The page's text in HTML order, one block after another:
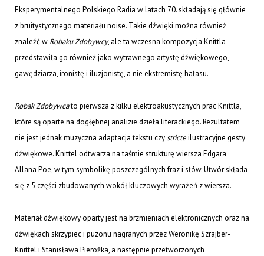
Eksperymentalnego Polskiego Radia w latach 70. składają się głównie
z bruitystycznego materiału noise. Takie dźwięki można również
znaleźć w Robaku Zdobywcy, ale ta wczesna kompozycja Knittla
przedstawiła go również jako wytrawnego artystę dźwiękowego,
gawędziarza, ironistę i iluzjonistę, a nie ekstremistę hałasu.
Robak Zdobywcato pierwsza z kilku elektroakustycznych prac Knittla,
które są oparte na dogłębnej analizie dzieła literackiego. Rezultatem
nie jest jednak muzyczna adaptacja tekstu czystricteilustracyjne gesty
dźwiękowe. Knittel odtwarza na taśmie strukturę wiersza Edgara
Allana Poe, w tym symbolikę poszczególnych fraz i słów. Utwór składa
się z 5 części zbudowanych wokół kluczowych wyrażeń z wiersza.
Materiał dźwiękowy oparty jest na brzmieniach elektronicznych oraz na
dźwiękach skrzypiec i puzonu nagranych przez Weronikę Szrajber-
Knittel i Stanisława Pierożka, a następnie przetworzonych